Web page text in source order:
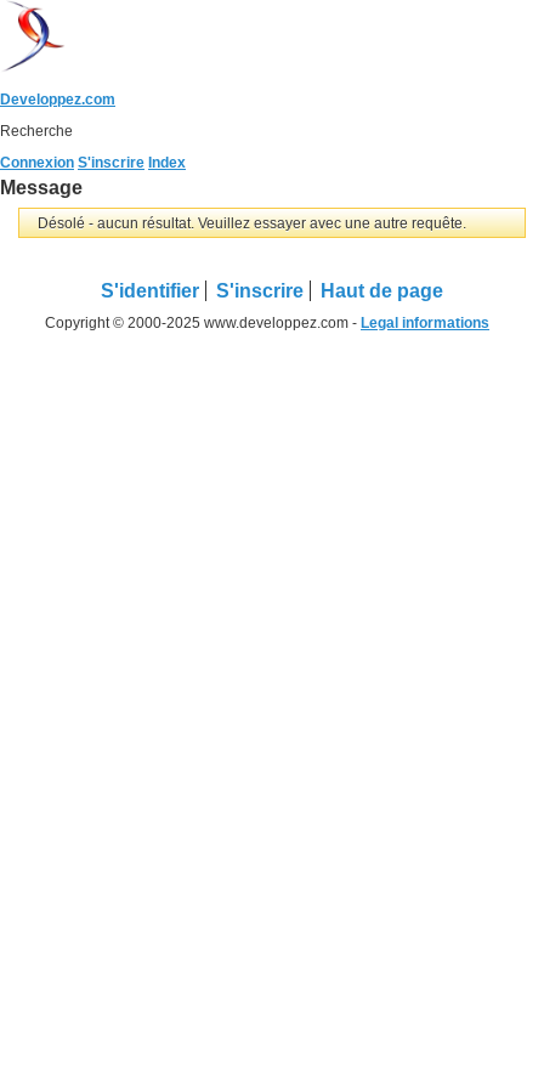
Developpez.com
Recherche
Connexion S'inscrire Index
Message
Désolé - aucun résultat. Veuillez essayer avec une autre requête.
S'identifier S'inscrire Haut de page
Copyright © 2000-2025 www.developpez.com - Legal informations